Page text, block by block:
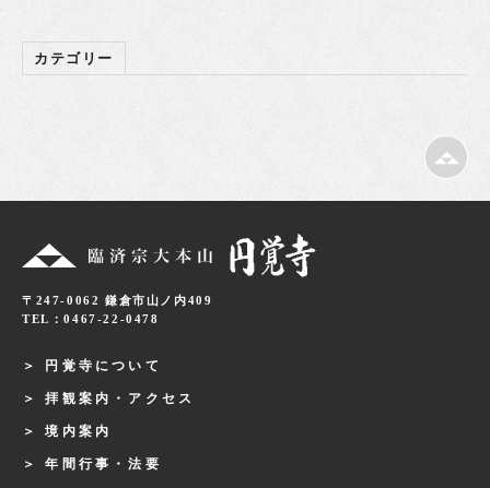
カテゴリー
〒247-0062 鎌倉市山ノ内409
TEL：0467-22-0478
円覚寺について
拝観案内・アクセス
境内案内
年間行事・法要